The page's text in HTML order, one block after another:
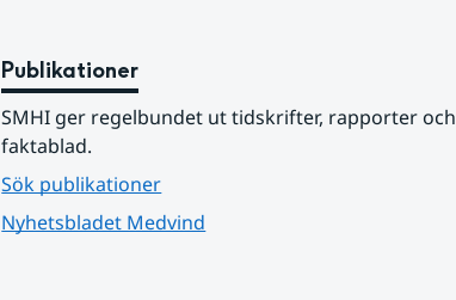
Publikationer
SMHI ger regelbundet ut tidskrifter, rapporter och
faktablad.
Sök publikationer
Nyhetsbladet Medvind